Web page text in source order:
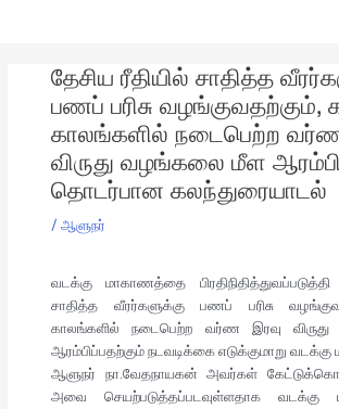
தேசிய ரீதியில் சாதித்த
பணப் பரிசு வழங்குவதற்கும்,
காலங்களில் நடைபெற்ற
விருது வழங்கலை மீள
தொடர்பான கலந்துரையாடல்
/ ஆளுநர்
வடக்கு மாகாணத்தை
சாதித்த வீரர்களுக்கு பணப் பரிசு
காலங்களில் நடைபெற்ற வர்ண இரவு
ஆரம்பிப்பதற்கும் நடவடிக்கை எடுக்குமாறு
ஆளுநர் நா.வேதநாயகன் அவர்கள்
அவை செயற்படுத்தப்படவுள்ளதாக
navigation